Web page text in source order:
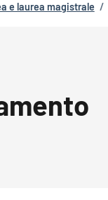
e laurea magistrale /